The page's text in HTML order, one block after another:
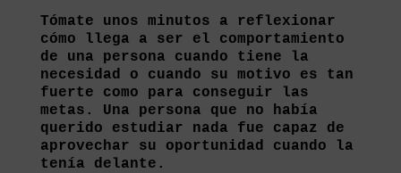
Tómate unos minutos a reflexionar
cómo llega a ser el comportamiento
de una persona cuando tiene la
necesidad o cuando su motivo es tan
fuerte como para conseguir las
metas. Una persona que no había
querido estudiar nada fue capaz de
aprovechar su oportunidad cuando la
tenía delante.